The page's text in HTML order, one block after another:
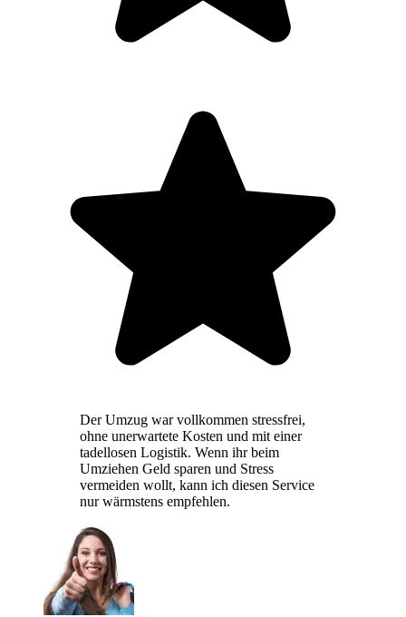
Der Umzug war vollkommen stressfrei,
ohne unerwartete Kosten und mit einer
tadellosen Logistik. Wenn ihr beim
Umziehen Geld sparen und Stress
vermeiden wollt, kann ich diesen Service
nur wärmstens empfehlen.